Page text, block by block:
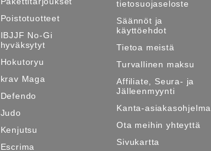
Poistotuotteet
IBJJF No-Gi
hyväksytyt
Hokutoryu
krav Maga
Defendo
Judo
Kenjutsu
Escrima
tietosuojaseloste
Säännöt ja
käyttöehdot
Tietoa meistä
Turvallinen maksu
Affiliate, Seura- ja
Jälleenmyynti
Kanta-asiakasohjelma
Ota meihin yhteyttä
Sivukartta